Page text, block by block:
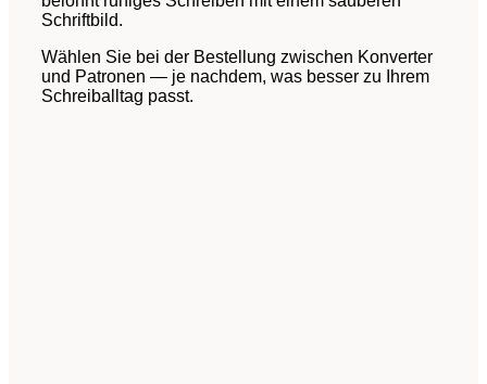
Schriftbild.
Wählen Sie bei der Bestellung zwischen Konverter
und Patronen — je nachdem, was besser zu Ihrem
Schreiballtag passt.